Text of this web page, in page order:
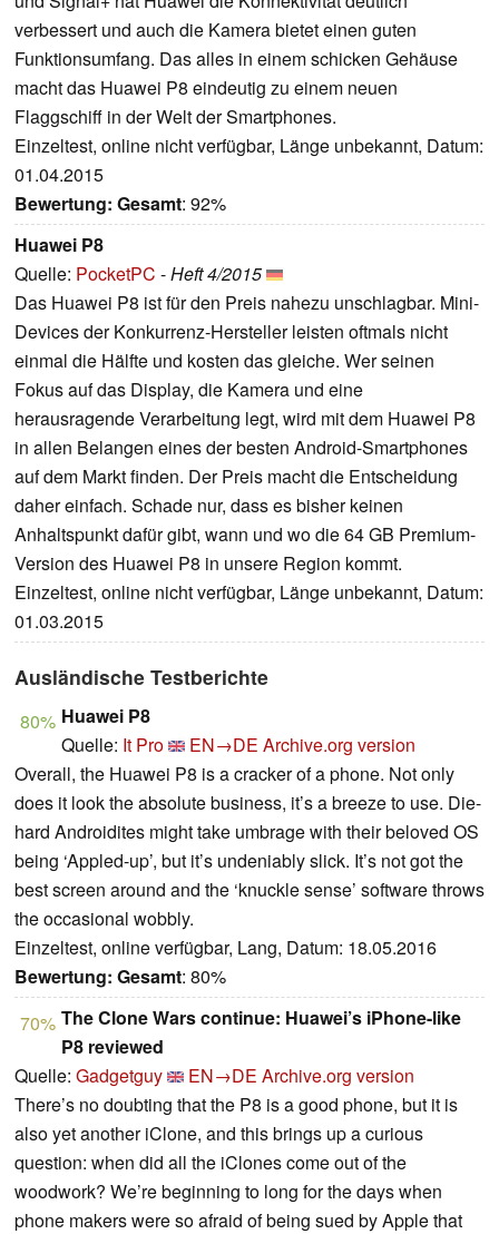
verbessert und auch die Kamera bietet einen guten
Funktionsumfang. Das alles in einem schicken Gehäuse
macht das Huawei P8 eindeutig zu einem neuen
Flaggschiff in der Welt der Smartphones.
Einzeltest, online nicht verfügbar, Länge unbekannt, Datum:
01.04.2015
Bewertung: Gesamt: 92%
Huawei P8
Quelle: PocketPC -Heft 4/2015
Das Huawei P8 ist für den Preis nahezu unschlagbar. Mini-
Devices der Konkurrenz-Hersteller leisten oftmals nicht
einmal die Hälfte und kosten das gleiche. Wer seinen
Fokus auf das Display, die Kamera und eine
herausragende Verarbeitung legt, wird mit dem Huawei P8
in allen Belangen eines der besten Android-Smartphones
auf dem Markt finden. Der Preis macht die Entscheidung
daher einfach. Schade nur, dass es bisher keinen
Anhaltspunkt dafür gibt, wann und wo die 64 GB Premium-
Version des Huawei P8 in unsere Region kommt.
Einzeltest, online nicht verfügbar, Länge unbekannt, Datum:
01.03.2015
Ausländische Testberichte
80% Huawei P8
Quelle: It Pro EN→DE Archive.org version
Overall, the Huawei P8 is a cracker of a phone. Not only
does it look the absolute business, it’s a breeze to use. Die-
hard Androidites might take umbrage with their beloved OS
being ‘Appled-up’, but it’s undeniably slick. It’s not got the
best screen around and the ‘knuckle sense’ software throws
the occasional wobbly.
Einzeltest, online verfügbar, Lang, Datum: 18.05.2016
Bewertung: Gesamt: 80%
70% The Clone Wars continue: Huawei’s iPhone-like
P8 reviewed
Quelle: Gadgetguy EN→DE Archive.org version
There’s no doubting that the P8 is a good phone, but it is
also yet another iClone, and this brings up a curious
question: when did all the iClones come out of the
woodwork? We’re beginning to long for the days when
phone makers were so afraid of being sued by Apple that